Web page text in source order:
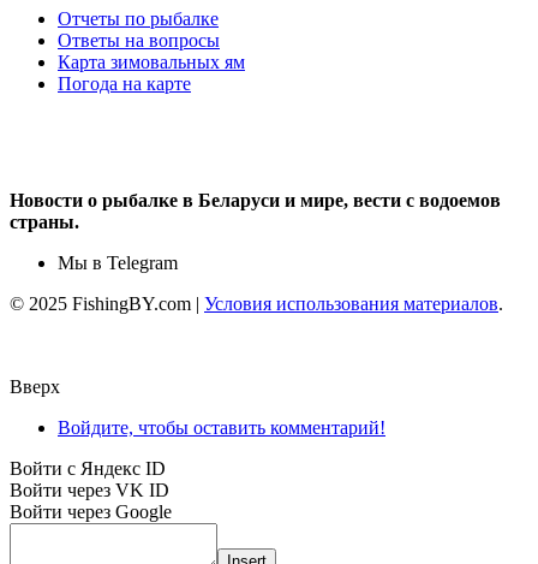
Отчеты по рыбалке
Ответы на вопросы
Карта зимовальных ям
Погода на карте
Новости о рыбалке в Беларуси и мире, вести с водоемов
страны.
Мы в Telegram
© 2025 FishingBY.com | Условия использования материалов.
Вверх
Войдите, чтобы оставить комментарий!
Войти с Яндекс ID
Войти через VK ID
Войти через Google